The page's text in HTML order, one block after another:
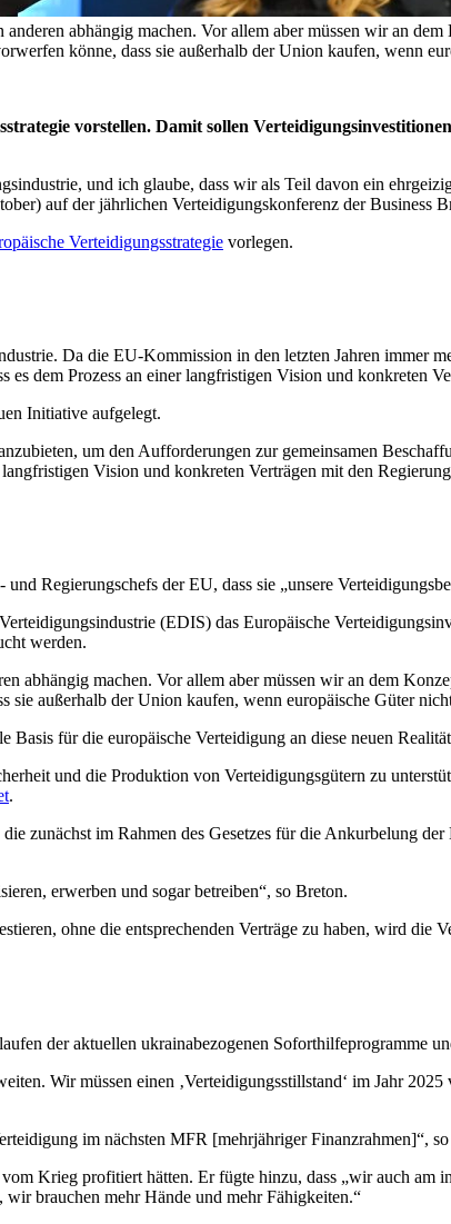
abhängig machen. Vor allem aber müssen wir an
könne, dass sie außerhalb der Union kaufen, wenn
vorstellen. Damit sollen
und ich glaube, dass wir als Teil davon ein
auf der jährlichen Verteidigungskonferenz der Business
Verteidigungsstrategie vorlegen.
Da die EU-Kommission in den letzten Jahren immer
dem Prozess an einer langfristigen Vision und konkreten
Initiative aufgelegt.
um den Aufforderungen zur gemeinsamen
Vision und konkreten Verträgen mit den
und Regierungschefs der EU, dass sie „unsere
(EDIS) das Europäische
werden.
abhängig machen. Vor allem aber müssen wir an dem
außerhalb der Union kaufen, wenn europäische Güter
für die europäische Verteidigung an diese neuen
und die Produktion von Verteidigungsgütern zu
.
zunächst im Rahmen des Gesetzes für die Ankurbelung
erwerben und sogar betreiben“, so Breton.
ohne die entsprechenden Verträge zu haben, wird die
der aktuellen ukrainabezogenen Soforthilfeprogramme
Wir müssen einen ‚Verteidigungsstillstand‘ im Jahr
im nächsten MFR [mehrjähriger Finanzrahmen]“,
Krieg profitiert hätten. Er fügte hinzu, dass „wir auch am
brauchen mehr Hände und mehr Fähigkeiten.“